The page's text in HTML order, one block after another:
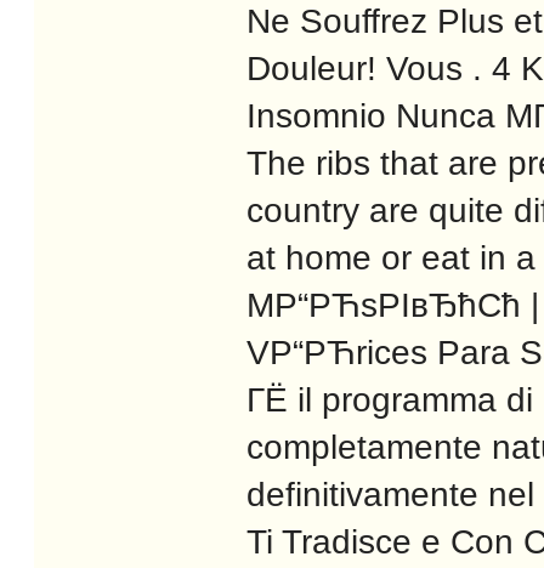
Ne Souffrez Plus
Douleur! Vous . 4
Insomnio Nunca
The ribs that are
country are quite
at home or eat in
MР“РЋsРІвЂћСћ |
VР“РЋrices Para
ГЁ il programma
completamente
definitivamente
Ti Tradisce e Con